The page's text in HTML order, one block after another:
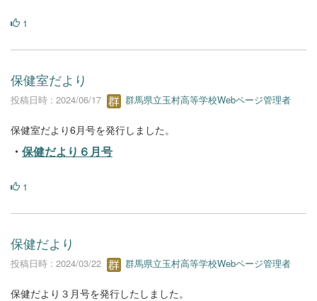
1
保健室だより
投稿日時 : 2024/06/17 群馬県立玉村高等学校Webページ管理者
保健室だより6月号を発行しました。
・ 保健だより６月号
1
保健だより
投稿日時 : 2024/03/22 群馬県立玉村高等学校Webページ管理者
保健だより３月号を発行したしました。